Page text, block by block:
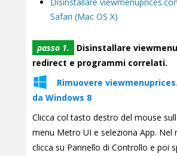
Safari (Mac OS X)
passo 1.
Disinstallare
redirect e programmi correlati.
Rimuovere
da Windows 8
Clicca col tasto destro del mouse
menu Metro UI e seleziona App. Nel
clicca su Pannello di Controllo e poi